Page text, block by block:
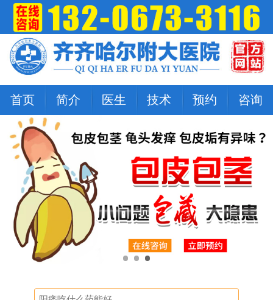
首页 简介 医生 技术 预约 咨询